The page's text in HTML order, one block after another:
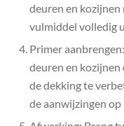
deuren en
vulmiddel volledig
Primer
deuren en kozijnen
de dekking te
de aanwijzingen op